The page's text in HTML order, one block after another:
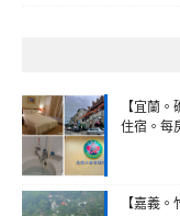
【宜蘭
住宿。每
【嘉義